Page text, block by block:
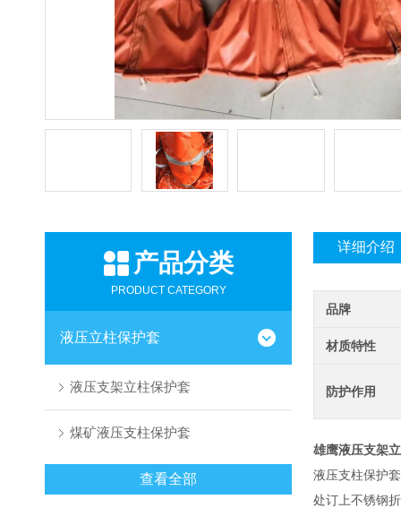
产品分类
PRODUCT CATEGORY
液压立柱保护套
液压支架立柱保护套
煤矿液压支柱保护套
查看全部
详细介绍
品牌
材质特性
防护作用
雄鹰液压支架
液压支柱保护
处订上不锈钢